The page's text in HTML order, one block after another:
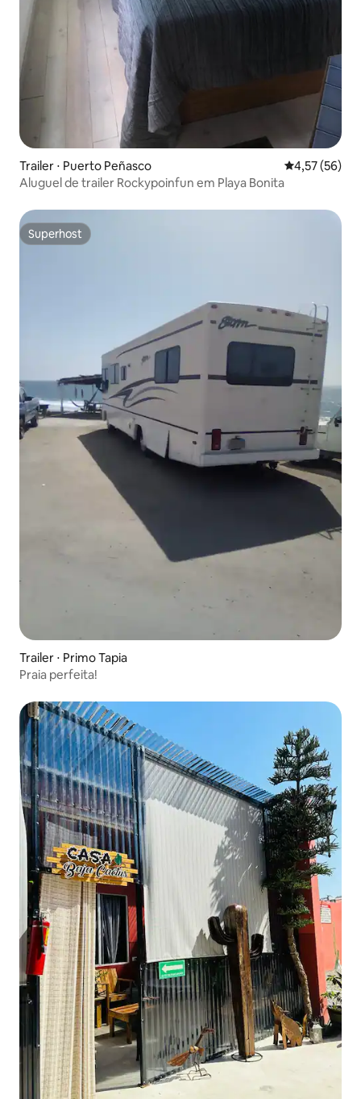
Trailer ⋅ Puerto Peñasco 4,57 de uma
4,57 (56)
Aluguel de trailer Rockypoinfun em Playa Bonita
Superhost
Superhost
Trailer ⋅ Primo Tapia
Praia perfeita!